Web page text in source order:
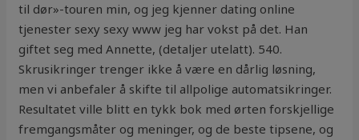
til dør»-touren min, og jeg kjenner dating online
tjenester sexy sexy www jeg har vokst på det. Han
giftet seg med Annette, (detaljer utelatt). 540.
Skrusikringer trenger ikke å være en dårlig løsning,
men vi anbefaler å skifte til allpolige automatsikringer.
Resultatet ville blitt en tykk bok med ørten forskjellige
fremgangsmåter og meninger, og de beste tipsene, og